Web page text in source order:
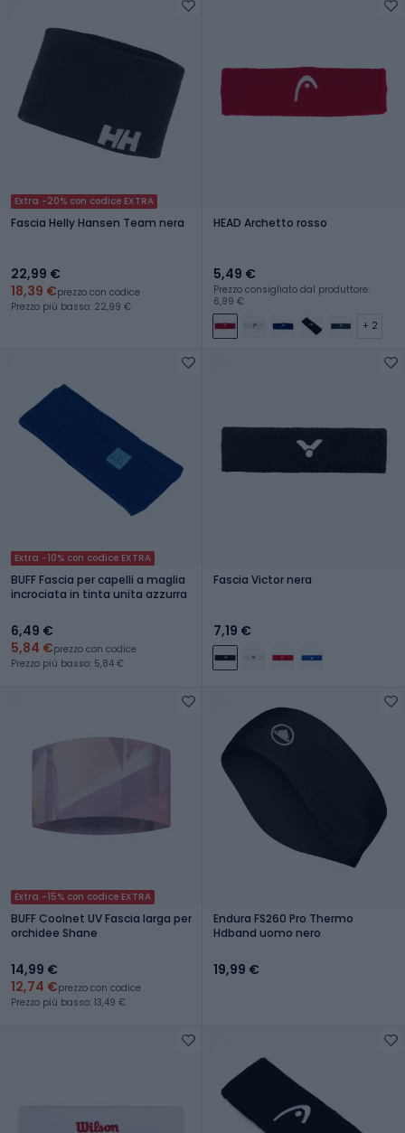
Extra -20% con codice EXTRA
Fascia Helly Hansen Team nera
22,99 €
18,39 €prezzo con codice
Prezzo più basso: 22,99 €
HEAD Archetto rosso
5,49 €
Prezzo consigliato dal produttore:
6,99 €
+ 2
Extra -10% con codice EXTRA
BUFF Fascia per capelli a maglia
incrociata in tinta unita azzurra
6,49 €
5,84 €prezzo con codice
Prezzo più basso: 5,84 €
Fascia Victor nera
7,19 €
Extra -15% con codice EXTRA
BUFF Coolnet UV Fascia larga per
orchidee Shane
14,99 €
12,74 €prezzo con codice
Prezzo più basso: 13,49 €
Endura FS260 Pro Thermo
Hdband uomo nero
19,99 €